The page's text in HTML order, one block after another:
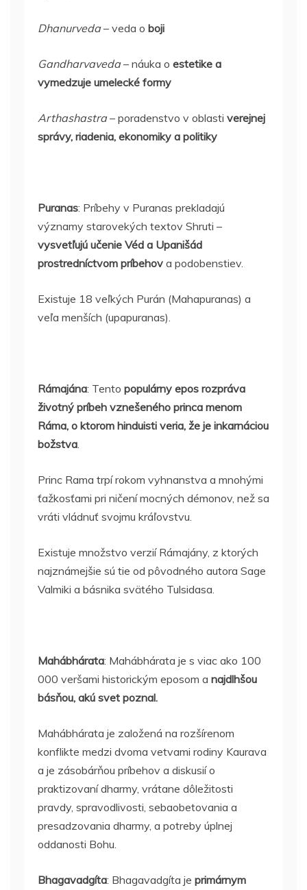
Dhanurveda– veda o boji
Gandharvaveda– náuka o estetike a
vymedzuje umelecké formy
Arthashastra– poradenstvo v oblasti verejnej
správy, riadenia, ekonomiky a politiky
Puranas: Príbehy v Puranas prekladajú
významy starovekých textov Shruti –
vysvetľujú učenie Véd a Upanišád
prostredníctvom príbehov a podobenstiev.
Existuje 18 veľkých Purán (Mahapuranas) a
veľa menších (upapuranas).
Rámajána: Tento populárny epos rozpráva
životný príbeh vznešeného princa menom
Ráma, o ktorom hinduisti veria, že je inkarnáciou
božstva.
Princ Rama trpí rokom vyhnanstva a mnohými
ťažkosťami pri ničení mocných démonov, než sa
vráti vládnuť svojmu kráľovstvu.
Existuje množstvo verzií Rámajány, z ktorých
najznámejšie sú tie od pôvodného autora Sage
Valmiki a básnika svätého Tulsidasa.
Mahábhárata: Mahábhárata je s viac ako 100
000 veršami historickým eposom a najdlhšou
básňou, akú svet poznal.
Mahábhárata je založená na rozšírenom
konflikte medzi dvoma vetvami rodiny Kaurava
a je zásobárňou príbehov a diskusií o
praktizovaní dharmy, vrátane dôležitosti
pravdy, spravodlivosti, sebaobetovania a
presadzovania dharmy, a potreby úplnej
oddanosti Bohu.
Bhagavadgíta: Bhagavadgíta je primárnym